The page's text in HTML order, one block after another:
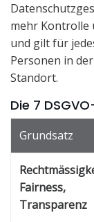
mehr Kontrolle
und gilt für
Personen in
Standort.
Die 7
Grundsatz
Fairness,
Transparenz